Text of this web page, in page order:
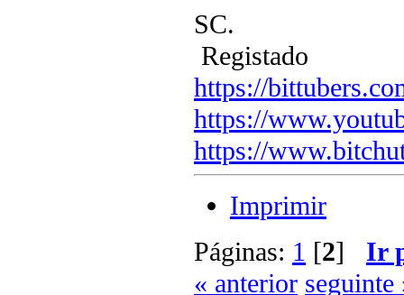
SC.
Registado
https://
https://
https://
Imprimir
Páginas: 1 [2] Ir
« anterior seguinte